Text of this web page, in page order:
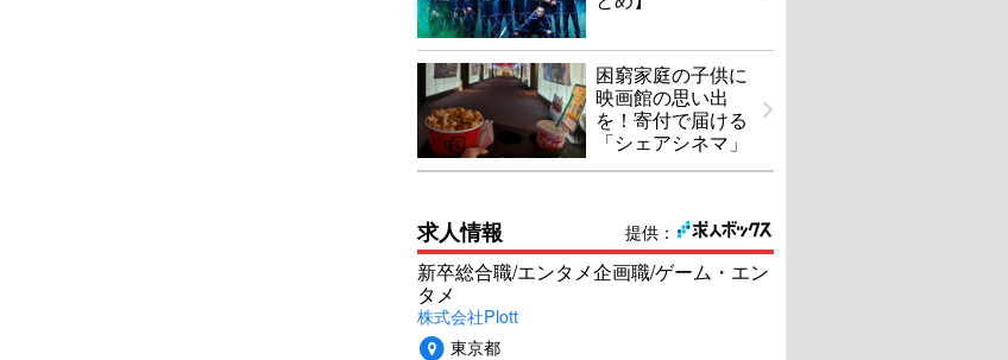
困窮家庭の子供に
映画館の思い出
を！寄付で届ける
「シェアシネマ」
提供：
求人情報
新卒総合職/エンタメ企画職/ゲーム・エン
タメ
株式会社Plott
東京都